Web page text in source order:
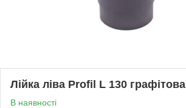
Лійка ліва Profil L 130 графітова
В наявності